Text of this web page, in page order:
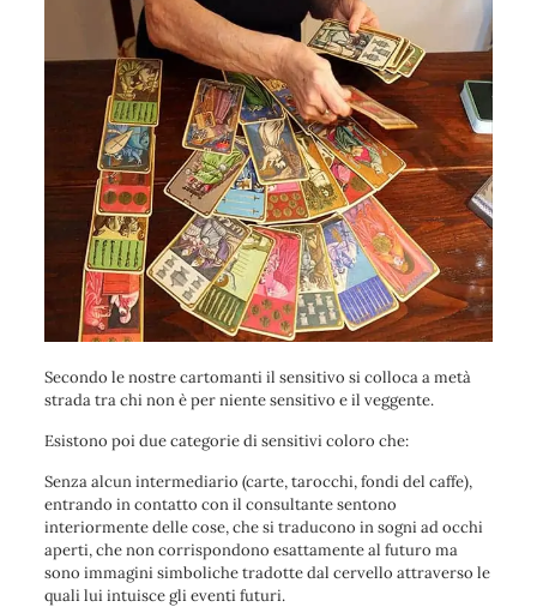
Secondo le nostre cartomanti il sensitivo si colloca a metà
strada tra chi non è per niente sensitivo e il veggente.
Esistono poi due categorie di sensitivi coloro che:
Senza alcun intermediario (carte, tarocchi, fondi del caffe),
entrando in contatto con il consultante sentono
interiormente delle cose, che si traducono in sogni ad occhi
aperti, che non corrispondono esattamente al futuro ma
sono immagini simboliche tradotte dal cervello attraverso le
quali lui intuisce gli eventi futuri.